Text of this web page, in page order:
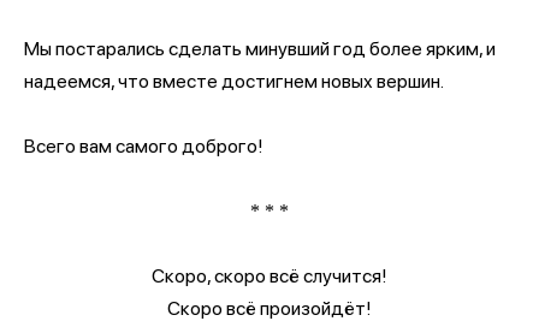
Мы постарались сделать минувший год более ярким, и
надеемся, что вместе достигнем новых вершин.
Всего вам самого доброго!
* * *
Скоро, скоро всё случится!
Скоро всё произойдёт!